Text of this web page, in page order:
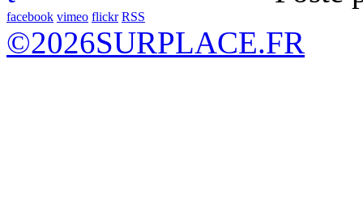
facebook vimeo flickr RSS
©2026SURPLACE.FR